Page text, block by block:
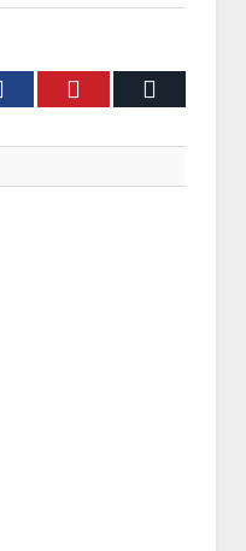
Facebook Pinterest